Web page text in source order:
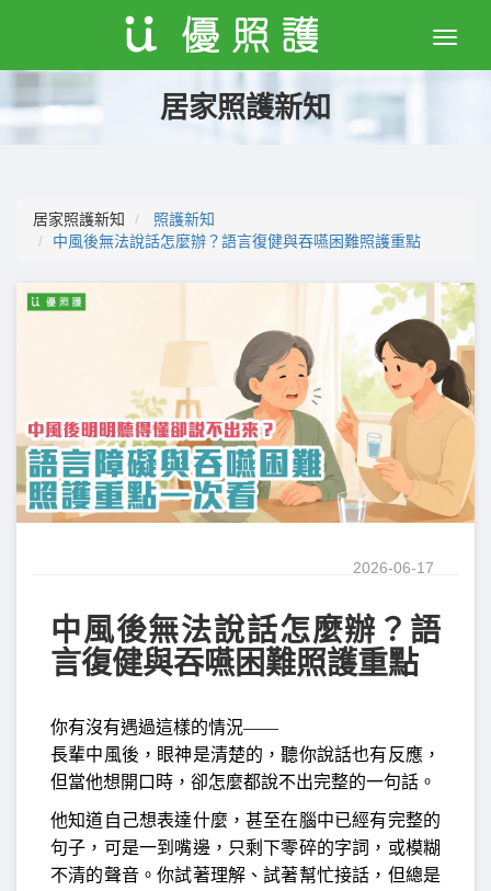
Toggle
居家照護新知
居家照護新知
照護新知
中風後無法說話怎麼辦？語言復健與吞嚥困難照護重點
2026-06-17
中風後無法說話怎麼辦？語
言復健與吞嚥困難照護重點
你有沒有遇過這樣的情況——
長輩中風後，眼神是清楚的，聽你說話也有反應，
但當他想開口時，卻怎麼都說不出完整的一句話。
他知道自己想表達什麼，甚至在腦中已經有完整的
句子，可是一到嘴邊，只剩下零碎的字詞，或模糊
不清的聲音。你試著理解、試著幫忙接話，但總是